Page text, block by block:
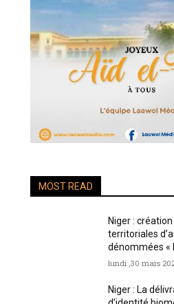
MOST READ
Niger :
territoriales
dénommées «
lundi ,30 mars
Niger : La